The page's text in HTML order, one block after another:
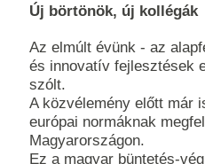
Új börtönök, új kollégák
Az elmúlt évünk - az
és innovatív fejlesztések
szólt.
A közvélemény előtt már
európai normáknak
Magyarországon.
Ez a magyar büntetés-